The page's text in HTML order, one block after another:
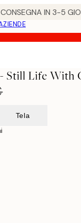
IN 3-5
Still Life With
Tela